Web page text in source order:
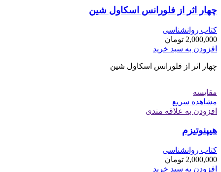
چهار اثر از فلورانس اسكاول شین
کتاب روانشناسی
2,000,000 تومان
افزودن به سبد خرید
چهار اثر از فلورانس اسکاول شین
مقایسه
مشاهده سریع
افزودن به علاقه مندی
هیپنوتیزم
کتاب روانشناسی
2,000,000 تومان
افزودن به سبد خرید